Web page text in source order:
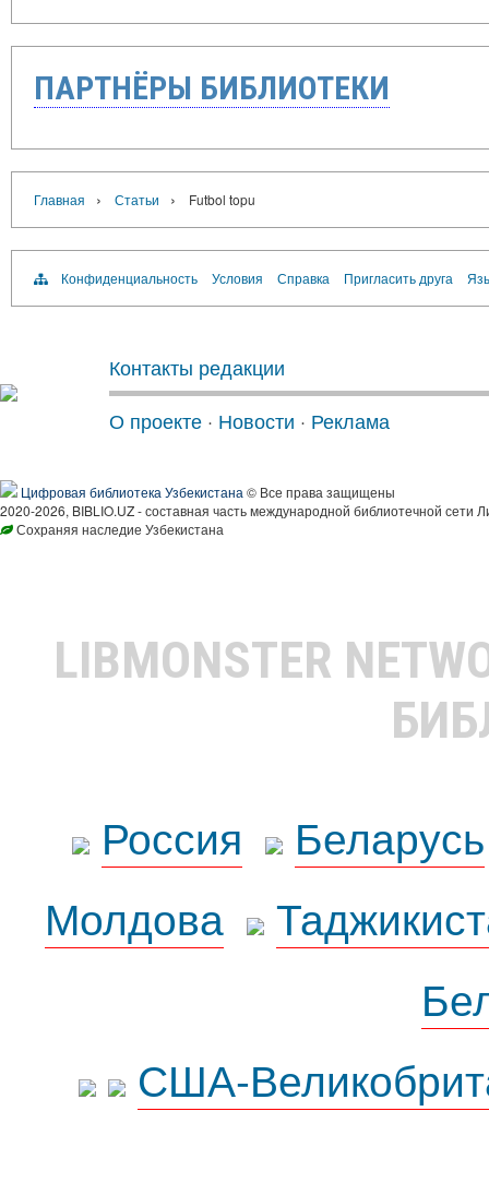
ПАРТНЁРЫ БИБЛИОТЕКИ
Главная › Статьи › Futbol topu
Конфиденциальность Условия Справка Пригласить друга
Контакты редакции
О проекте · Новости · Реклама
Цифровая библиотека Узбекистана© Все права защищены
2020-2026, BIBLIO.UZ - составная часть международной библиотечной сети
Сохраняя наследие Узбекистана
LIBMONSTER
Россия
Беларусь
Молдова
США-